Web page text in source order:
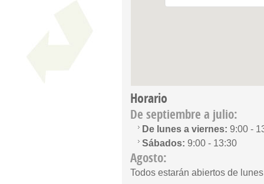
Horario
De septiembre a julio:
De lunes a viernes: 9:00 -
Sábados: 9:00 - 13:30
Agosto:
Todos estarán abiertos de